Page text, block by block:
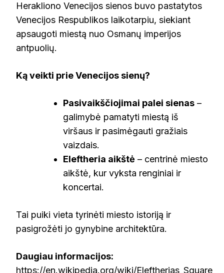
Herakliono Venecijos sienos buvo pastatytos
Venecijos Respublikos laikotarpiu, siekiant
apsaugoti miestą nuo Osmanų imperijos
antpuolių.
Ką veikti prie Venecijos sienų?
Pasivaikščiojimai palei sienas –
galimybė pamatyti miestą iš
viršaus ir pasimėgauti gražiais
vaizdais.
Eleftheria aikštė – centrinė miesto
aikštė, kur vyksta renginiai ir
koncertai.
Tai puiki vieta tyrinėti miesto istoriją ir
pasigrožėti jo gynybine architektūra.
Daugiau informacijos:
https://en.wikipedia.org/wiki/Eleftherias_Square